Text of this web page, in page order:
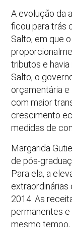
A evolução da
ficou para trás
Salto, em que
tributos e
Salto, o
orçamentária
com maior
crescimento
medidas de
Margarida
de pós-
Para ela, a
extraordinárias
2014. As
permanentes e
mesmo